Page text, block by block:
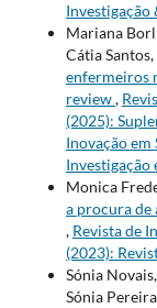
Investigação
Mariana
Cátia
enfermeiros
review,
(2025):
Inovação
Investigação
Monica
a procura de
, Revista de
(2023):
Sónia
Sónia